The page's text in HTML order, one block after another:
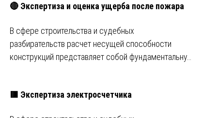
🔴 Экспертиза и оценка ущерба после пожара
В сфере строительства и судебных
разбирательств расчет несущей способности
конструкций представляет собой фундаментальну…
🟥 Экспертиза электросчетчика